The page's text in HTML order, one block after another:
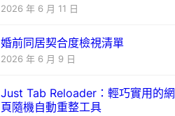
2026 年 6 月 11 日
婚前同居契合度檢視清單
2026 年 6 月 9 日
Just Tab Reloader：輕巧實用的網
頁隨機自動重整工具